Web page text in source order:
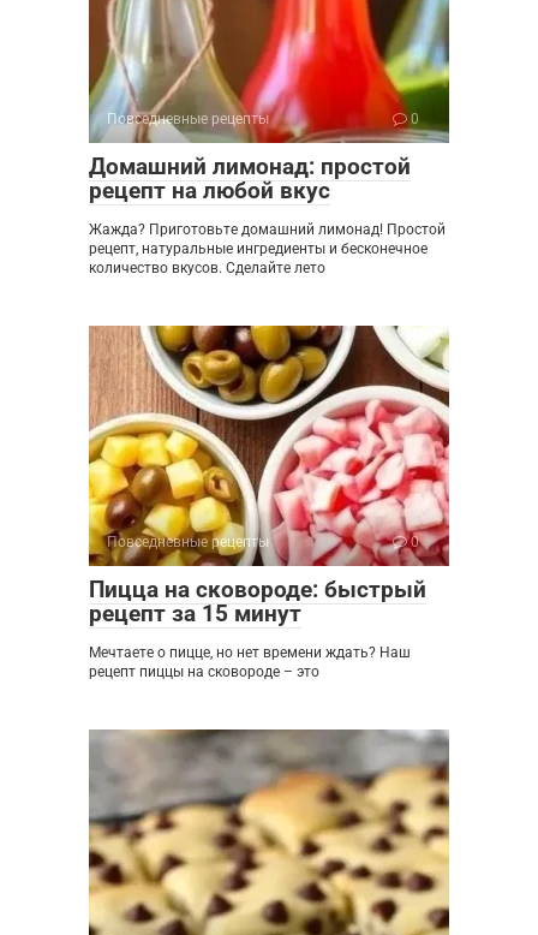
Повседневные рецепты 0
Домашний лимонад: простой
рецепт на любой вкус
Жажда? Приготовьте домашний лимонад! Простой
рецепт, натуральные ингредиенты и бесконечное
количество вкусов. Сделайте лето
Повседневные рецепты 0
Пицца на сковороде: быстрый
рецепт за 15 минут
Мечтаете о пицце, но нет времени ждать? Наш
рецепт пиццы на сковороде – это